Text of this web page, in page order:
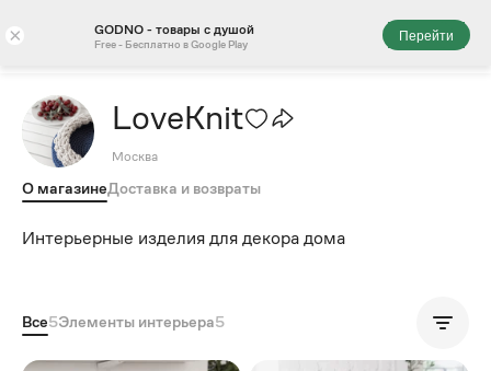
× GODNO - товары с душой
Free - Бесплатно в Google Play
Перейти
LoveKnit
Москва
О магазинеДоставка и возвраты
Интерьерные изделия для декора дома
Все5Элементы интерьера5 Популярные